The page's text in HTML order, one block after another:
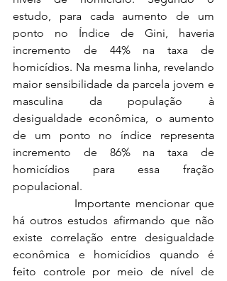
estudo, para cada aumento de um
ponto no Índice de Gini, haveria
incremento de 44% na taxa de
homicídios. Na mesma linha, revelando
maior sensibilidade da parcela jovem e
masculina da população à
desigualdade econômica, o aumento
de um ponto no índice representa
incremento de 86% na taxa de
homicídios para essa fração
populacional.
há outros estudos afirmando que não
existe correlação entre desigualdade
econômica e homicídios quando é
feito controle por meio de nível de